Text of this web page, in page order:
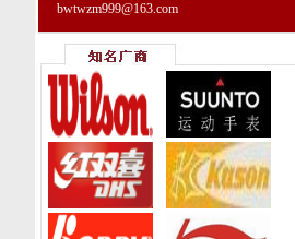
bwtwzm999@163.com